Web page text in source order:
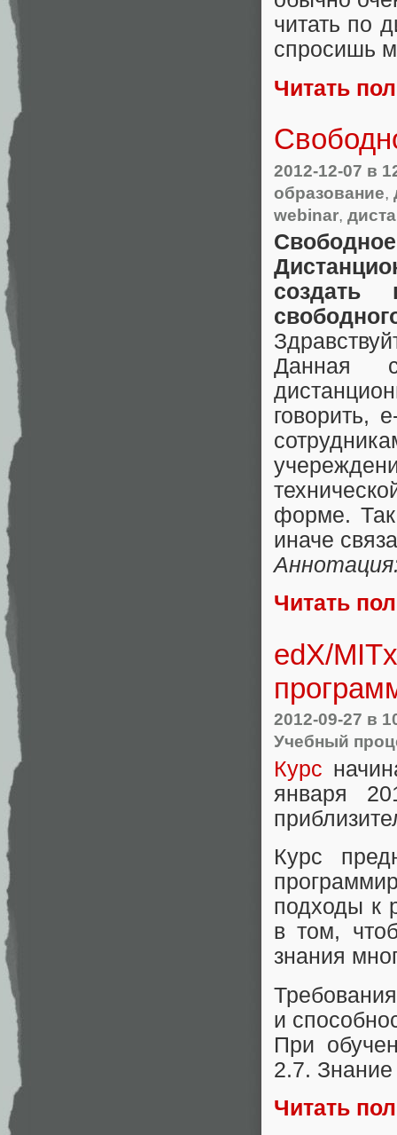
читать по
спросишь
Читать
2012-12-07 в
образование,
webinar,
Данная
говорить,
форме. Так
иначе
Читать
edX/
2012-09-27 в
Учебный
Курс
января
Курс
подходы к
в том,
знания
и
При
2.7. Знание
Читать